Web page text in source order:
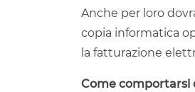
Anche per loro
copia informatica
la fatturazione
Come comportarsi